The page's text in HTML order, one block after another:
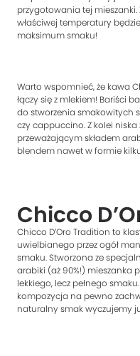
przygotowania tej
właściwej temperatury
maksimum smaku!
Warto wspomnieć, że kawa
łączy się z mlekiem! Bariści
do stworzenia smakowitych
czy cappuccino. Z kolei
przeważającym składem
blendem nawet w formie
Chicco
Chicco D’Oro Tradition to
uwielbianego przez ogół
smaku. Stworzona ze
arabiki (aż 90%!) mieszanka
lekkiego, lecz pełnego
kompozycja na pewno
naturalny smak wyczujemy